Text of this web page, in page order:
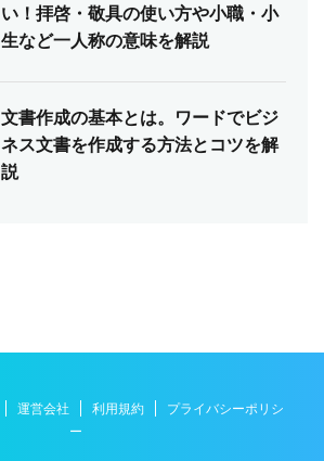
い！拝啓・敬具の使い方や小職・小
生など一人称の意味を解説
文書作成の基本とは。ワードでビジ
ネス文書を作成する方法とコツを解
説
運営会社 利用規約
プライバシーポリシ
ー